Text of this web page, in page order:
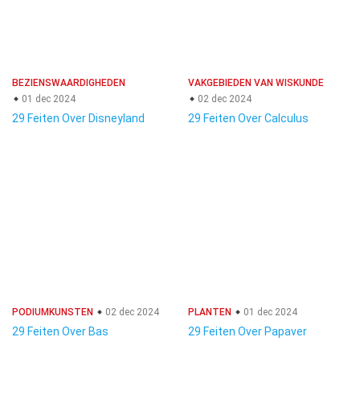
BEZIENSWAARDIGHEDEN
01 dec 2024
29 Feiten Over Disneyland
VAKGEBIEDEN VAN WISKUNDE
02 dec 2024
29 Feiten Over Calculus
PODIUMKUNSTEN 02 dec 2024
29 Feiten Over Bas
PLANTEN 01 dec 2024
29 Feiten Over Papaver